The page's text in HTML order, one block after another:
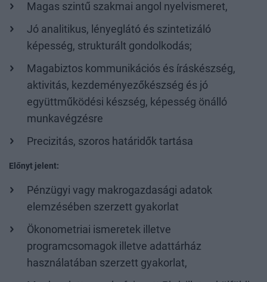
Magas szintű szakmai angol nyelvismeret,
Jó analitikus, lényeglátó és szintetizáló
képesség, strukturált gondolkodás;
Magabiztos kommunikációs és íráskészség,
aktivitás, kezdeményezőkészség és jó
együttműködési készség, képesség önálló
munkavégzésre
Precizitás, szoros határidők tartása
Előnyt jelent:
Pénzügyi vagy makrogazdasági adatok
elemzésében szerzett gyakorlat
Ökonometriai ismeretek illetve
programcsomagok illetve adattárház
használatában szerzett gyakorlat,